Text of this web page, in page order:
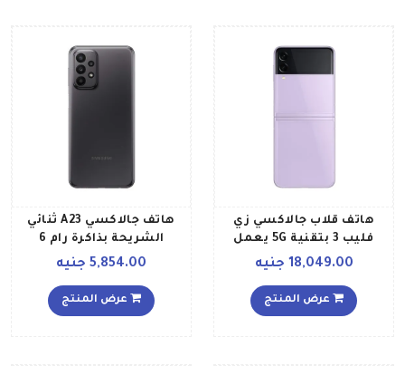
هاتف قلاب جالاكسي زي
فليب 3 بتقنية 5G يعمل
بشريحة SIM واحدة، مزود
وذاكرة داخلية سعة 256
جيجابايت، لون لافندر إصدار
18,049.00 جنيه
عرض المنتج
هاتف جالاكسي A23 ثنائي
الشريحة بذاكرة رام 6
جيجابايت وذاكرة داخلية
تقنية LTE إصدار الشرق
الأوسط، لون أسود
5,854.00 جنيه
عرض المنتج